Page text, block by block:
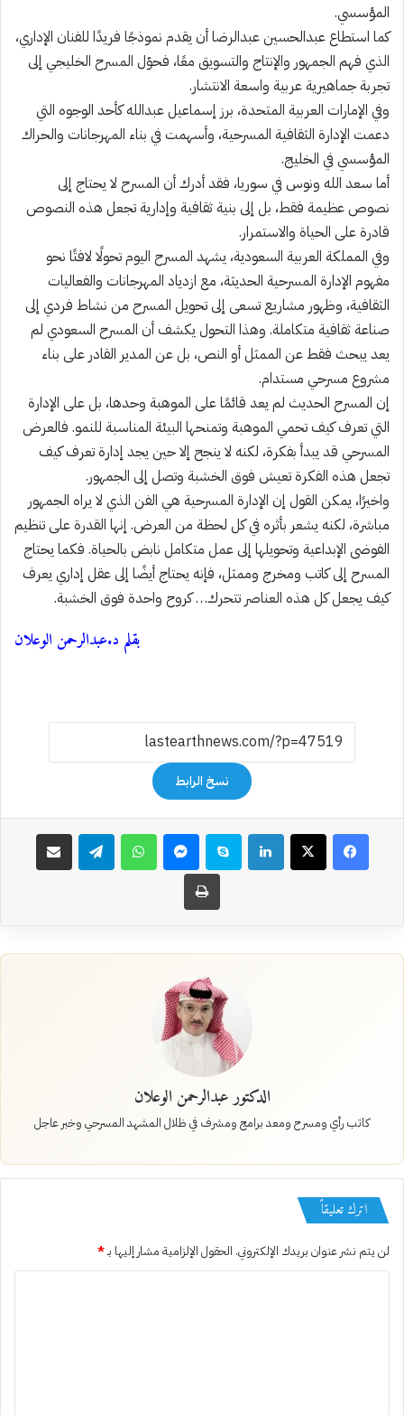
المؤسسي.
كما استطاع عبدالحسين عبدالرضا أن يقدم نموذجًا فريدًا للفنان الإداري،
الذي فهم الجمهور والإنتاج والتسويق معًا، فحوّل المسرح الخليجي إلى
تجربة جماهيرية عربية واسعة الانتشار.
وفي الإمارات العربية المتحدة، برز إسماعيل عبدالله كأحد الوجوه التي
دعمت الإدارة الثقافية المسرحية، وأسهمت في بناء المهرجانات والحراك
المؤسسي في الخليج.
أما سعد الله ونوس في سوريا، فقد أدرك أن المسرح لا يحتاج إلى
نصوص عظيمة فقط، بل إلى بنية ثقافية وإدارية تجعل هذه النصوص
قادرة على الحياة والاستمرار.
وفي المملكة العربية السعودية، يشهد المسرح اليوم تحولًا لافتًا نحو
مفهوم الإدارة المسرحية الحديثة، مع ازدياد المهرجانات والفعاليات
الثقافية، وظهور مشاريع تسعى إلى تحويل المسرح من نشاط فردي إلى
صناعة ثقافية متكاملة. وهذا التحول يكشف أن المسرح السعودي لم
يعد يبحث فقط عن الممثل أو النص، بل عن المدير القادر على بناء
مشروع مسرحي مستدام.
إن المسرح الحديث لم يعد قائمًا على الموهبة وحدها، بل على الإدارة
التي تعرف كيف تحمي الموهبة وتمنحها البيئة المناسبة للنمو. فالعرض
المسرحي قد يبدأ بفكرة، لكنه لا ينجح إلا حين يجد إدارة تعرف كيف
تجعل هذه الفكرة تعيش فوق الخشبة وتصل إلى الجمهور.
واخيرًا، يمكن القول إن الإدارة المسرحية هي الفن الذي لا يراه الجمهور
مباشرة، لكنه يشعر بأثره في كل لحظة من العرض. إنها القدرة على تنظيم
الفوضى الإبداعية وتحويلها إلى عمل متكامل نابض بالحياة. فكما يحتاج
المسرح إلى كاتب ومخرج وممثل، فإنه يحتاج أيضًا إلى عقل إداري يعرف
كيف يجعل كل هذه العناصر تتحرك… كروح واحدة فوق الخشبة.
بقلم د.عبدالرحمن الوعلان
نسخ الرابط
فيسبوك‫X لينكدإن سكايب ماسنجر واتساب تيلقرام مشاركة عبر البريد
طباعة
الدكتور عبدالرحمن الوعلان
كاتب رأي ومسرح ومعد برامج ومشرف في ظلال المشهد المسرحي وخبر عاجل
اترك تعليقاً
لن يتم نشر عنوان بريدك الإلكتروني. الحقول الإلزامية مشار إليها بـ*